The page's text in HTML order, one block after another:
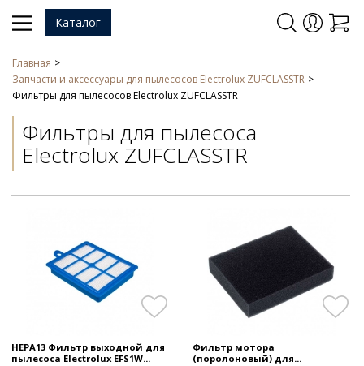
Каталог
Главная
Запчасти и аксессуары для пылесосов Electrolux ZUFCLASSTR
Фильтры для пылесосов Electrolux ZUFCLASSTR
Фильтры для пылесоса
Electrolux ZUFCLASSTR
HEPA13 Фильтр выходной для
пылесоса Electrolux EFS1W...
Фильтр мотора
(поролоновый) для...